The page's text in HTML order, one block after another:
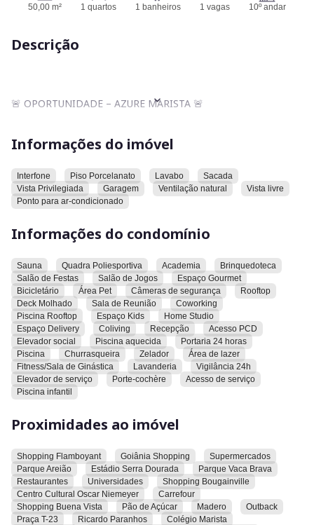
50,00 m² 1 quartos 1 banheiros 1 vagas 10º andar
Descrição
🚨 OPORTUNIDADE – AZURE MARISTA 🚨
🌳 Próximo ao Parque Areião
💰 Ideal para morar com qualidade ou investir com alta
liquidez
📐 UNIDADES PROMOCIONAIS:
• 50m² | 1 suíte | Nascente
✨ DIFERENCIAIS QUE VALORIZAM:
✔ Plantas inteligentes e funcionais
Informações do imóvel
Interfone Piso Porcelanato Lavabo
Sacada
Vista Privilegiada
Garagem Ventilação natural
Vista livre
Ponto para ar-condicionado
Informações do condomínio
Sauna Quadra Poliesportiva Academia
Brinquedoteca
Salão de Festas
Salão de Jogos
Espaço Gourmet
Bicicletário
Área Pet Câmeras de segurança
Rooftop
Deck Molhado
Sala de Reunião
Coworking
Piscina Rooftop
Espaço Kids
Home Studio
Espaço Delivery
Coliving Recepção
Acesso PCD
Elevador social
Piscina aquecida
Portaria 24 horas
Piscina
Churrasqueira Zelador
Área de lazer
Fitness/Sala de Ginástica
Lavanderia
Vigilância 24h
Elevador de serviço
Porte-cochère
Acesso de serviço
Piscina infantil
Proximidades ao imóvel
Shopping Flamboyant Goiânia Shopping
Supermercados
Parque Areião
Estádio Serra Dourada
Parque Vaca Brava
Restaurantes
Universidades
Shopping Bougainville
Centro Cultural Oscar Niemeyer
Carrefour
Shopping Buena Vista
Pão de Açúcar Madero
Outback
Praça T-23
Ricardo Paranhos
Colégio Marista